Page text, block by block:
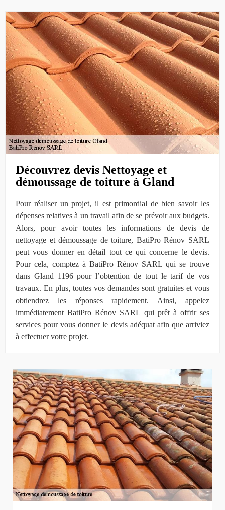
Découvrez devis Nettoyage et
démoussage de toiture à Gland
Pour réaliser un projet, il est primordial de bien savoir les
dépenses relatives à un travail afin de se prévoir aux budgets.
Alors, pour avoir toutes les informations de devis de
nettoyage et démoussage de toiture, BatiPro Rénov SARL
peut vous donner en détail tout ce qui concerne le devis.
Pour cela, comptez à BatiPro Rénov SARL qui se trouve
dans Gland 1196 pour l’obtention de tout le tarif de vos
travaux. En plus, toutes vos demandes sont gratuites et vous
obtiendrez les réponses rapidement. Ainsi, appelez
immédiatement BatiPro Rénov SARL qui prêt à offrir ses
services pour vous donner le devis adéquat afin que arriviez
à effectuer votre projet.